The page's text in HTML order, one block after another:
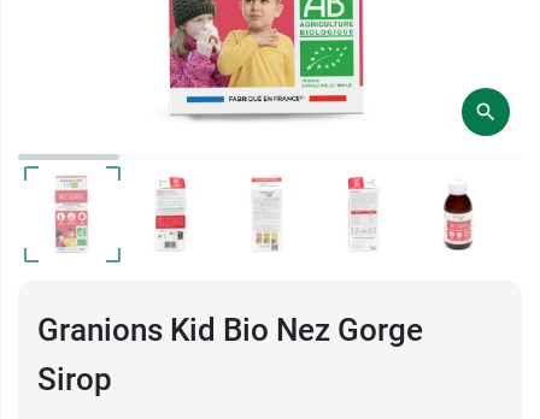
Granions Kid Bio Nez Gorge
Sirop